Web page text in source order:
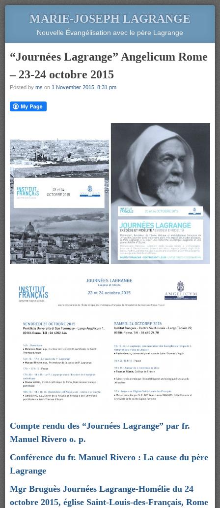
MARIE-JOSEPH LAGRANGE
Nouvelle Évangélisation avec le père Lagrange
“Journées Lagrange” Angelicum Rome
– 23-24 octobre 2015
Posted by ms on 1 November 2015, 8:31 pm
Compte rendu des “Journées Lagrange” par fr.
Manuel Rivero o. p.
Conférence du fr. Manuel Rivero : La cause du père
Lagrange
Mgr Bruguès Journées Lagrange-Homélie du 24
octobre 2015, église Saint-Louis-des-Français, Rome